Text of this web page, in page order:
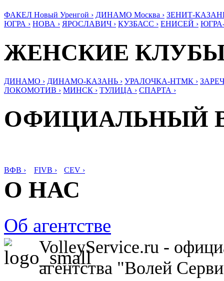
ФАКЕЛ Новый Уренгой › ДИНАМО Москва › ЗЕНИТ-
ЮГРА › НОВА › ЯРОСЛАВИЧ › КУЗБАСС › ЕНИСЕЙ ›
ЖЕНСКИЕ
ДИНАМО › ДИНАМО-КАЗАНЬ › УРАЛОЧКА-НТМК ›
ЛОКОМОТИВ › МИНСК › ТУЛИЦА › СПАРТА ›
ОФИЦИАЛЬНЫЙ
ВФВ › FIVB › CEV ›
О НАС
Об агентстве
VolleyService.ru -
агентства "Волей